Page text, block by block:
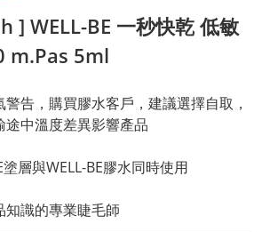
] WELL-BE 一秒快乾 低敏
m.Pas 5ml
告，購買膠水客戶，建議選擇自取，
途中溫度差異影響產品
層與WELL-BE膠水同時使用
知識的專業睫毛師